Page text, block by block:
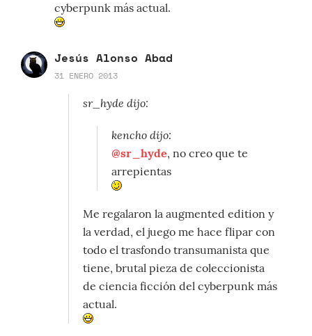
cyberpunk más actual.
Jesús Alonso Abad
31 ENERO 2013
sr_hyde dijo:
kencho dijo:
@sr_hyde, no creo que te
arrepientas
Me regalaron la augmented edition y
la verdad, el juego me hace flipar con
todo el trasfondo transumanista que
tiene, brutal pieza de coleccionista
de ciencia ficción del cyberpunk más
actual.